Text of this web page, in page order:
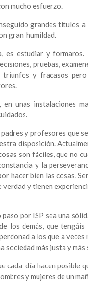
mucho esfuerzo.
grandes títulos
gran humildad.
es estudiar y
pruebas,
y fracasos
unas instalaciones
y profesores que
disposición.
son fáciles, que no
y la
hacer bien las cosas.
y tienen
por ISP sea una
los demás, que
a los que a
sociedad más justa y más
cada día hacen posible
y mujeres de un